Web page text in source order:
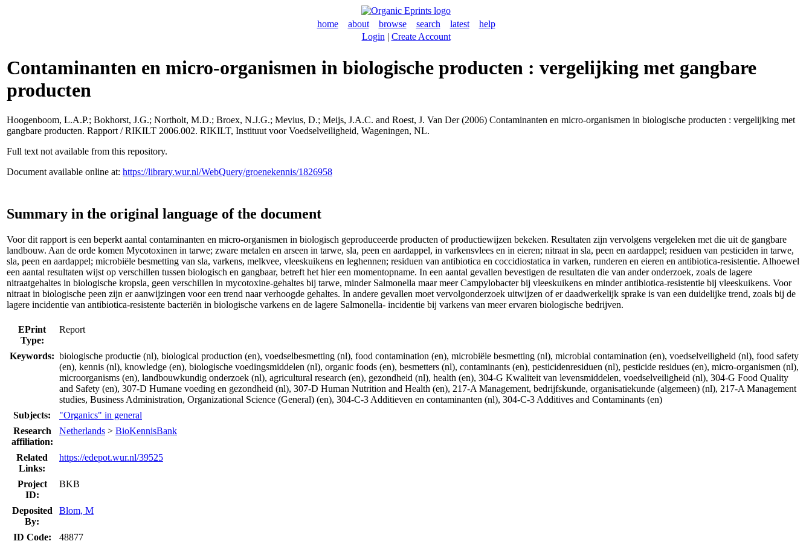
home about browse search latest
help
Login | Create Account
Contaminanten en micro-organismen in biologische producten : vergelijking met gangbare
producten
Hoogenboom, L.A.P.; Bokhorst, J.G.; Northolt, M.D.; Broex, N.J.G.; Mevius, D.; Meijs, J.A.C. and Roest, J. Van Der(2006) Contaminanten en micro-organismen in biologische producten : vergelijking met
gangbare producten. Rapport / RIKILT 2006.002. RIKILT, Instituut voor Voedselveiligheid, Wageningen, NL.
Full text not available from this repository.
Document available online at: https://library.wur.nl/WebQuery/groenekennis/1826958
Summary in the original language of the document
Voor dit rapport is een beperkt aantal contaminanten en micro-organismen in biologisch geproduceerde producten of productiewijzen bekeken. Resultaten zijn vervolgens vergeleken met die uit de gangbare
landbouw. Aan de orde komen Mycotoxinen in tarwe; zware metalen en arseen in tarwe, sla, peen en aardappel, in varkensvlees en in eieren; nitraat in sla, peen en aardappel; residuen van pesticiden in tarwe,
sla, peen en aardappel; microbiële besmetting van sla, varkens, melkvee, vleeskuikens en leghennen; residuen van antibiotica en coccidiostatica in varken, runderen en eieren en antibiotica-resistentie. Alhoewel
een aantal resultaten wijst op verschillen tussen biologisch en gangbaar, betreft het hier een momentopname. In een aantal gevallen bevestigen de resultaten die van ander onderzoek, zoals de lagere
nitraatgehaltes in biologische kropsla, geen verschillen in mycotoxine-gehaltes bij tarwe, minder Salmonella maar meer Campylobacter bij vleeskuikens en minder antibiotica-resistentie bij vleeskuikens. Voor
nitraat in biologische peen zijn er aanwijzingen voor een trend naar verhoogde gehaltes. In andere gevallen moet vervolgonderzoek uitwijzen of er daadwerkelijk sprake is van een duidelijke trend, zoals bij de
lagere incidentie van antibiotica-resistente bacteriën in biologische varkens en de lagere Salmonella- incidentie bij varkens van meer ervaren biologische bedrijven.
EPrint
Type:
Report
Keywords: biologische productie (nl), biological production (en), voedselbesmetting (nl), food contamination (en), microbiële besmetting (nl), microbial contamination (en), voedselveiligheid (nl), food safety
(en), kennis (nl), knowledge (en), biologische voedingsmiddelen (nl), organic foods (en), besmetters (nl), contaminants (en), pesticidenresiduen (nl), pesticide residues (en), micro-organismen (nl),
microorganisms (en), landbouwkundig onderzoek (nl), agricultural research (en), gezondheid (nl), health (en), 304-G Kwaliteit van levensmiddelen, voedselveiligheid (nl), 304-G Food Quality
and Safety (en), 307-D Humane voeding en gezondheid (nl), 307-D Human Nutrition and Health (en), 217-A Management, bedrijfskunde, organisatiekunde (algemeen) (nl), 217-A Management
studies, Business Administration, Organizational Science (General) (en), 304-C-3 Additieven en contaminanten (nl), 304-C-3 Additives and Contaminants (en)
Subjects:
"Organics" in general
Research
affiliation:
Netherlands > BioKennisBank
Related
Links:
https://edepot.wur.nl/39525
Project
ID:
BKB
Deposited
By:
Blom, M
ID Code: 48877